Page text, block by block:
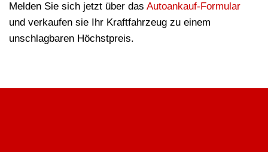
Melden Sie sich jetzt über das Autoankauf-Formular
und verkaufen sie Ihr Kraftfahrzeug zu einem
unschlagbaren Höchstpreis.